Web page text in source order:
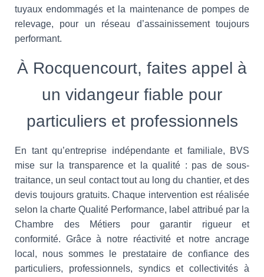
tuyaux endommagés et la maintenance de pompes de
relevage, pour un réseau d’assainissement toujours
performant.
À Rocquencourt, faites appel à
un vidangeur fiable pour
particuliers et professionnels
En tant qu’entreprise indépendante et familiale, BVS
mise sur la transparence et la qualité : pas de sous-
traitance, un seul contact tout au long du chantier, et des
devis toujours gratuits. Chaque intervention est réalisée
selon la charte Qualité Performance, label attribué par la
Chambre des Métiers pour garantir rigueur et
conformité. Grâce à notre réactivité et notre ancrage
local, nous sommes le prestataire de confiance des
particuliers, professionnels, syndics et collectivités à